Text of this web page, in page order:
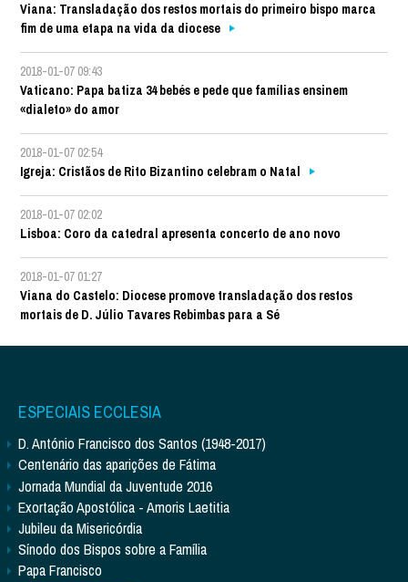
Viana: Transladação dos restos mortais do primeiro bispo marca
fim de uma etapa na vida da diocese
2018-01-07 09:43
Vaticano: Papa batiza 34 bebés e pede que famílias ensinem
«dialeto» do amor
2018-01-07 02:54
Igreja: Cristãos de Rito Bizantino celebram o Natal
2018-01-07 02:02
Lisboa: Coro da catedral apresenta concerto de ano novo
2018-01-07 01:27
Viana do Castelo: Diocese promove transladação dos restos
mortais de D. Júlio Tavares Rebimbas para a Sé
ESPECIAIS ECCLESIA
D. António Francisco dos Santos (1948-2017)
Centenário das aparições de Fátima
Jornada Mundial da Juventude 2016
Exortação Apostólica - Amoris Laetitia
Jubileu da Misericórdia
Sínodo dos Bispos sobre a Família
Papa Francisco